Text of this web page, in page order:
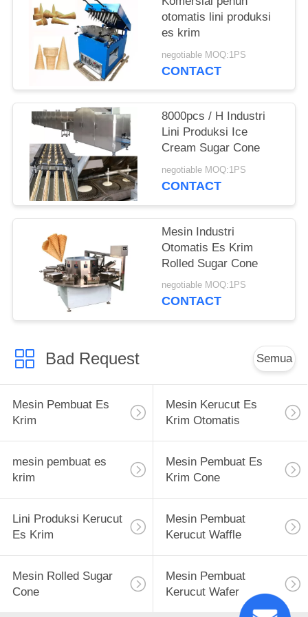
otomatis lini produksi
es krim
negotiable MOQ:1PS
CONTACT
8000pcs / H Industri
Lini Produksi Ice
Cream Sugar Cone
negotiable MOQ:1PS
CONTACT
Mesin Industri
Otomatis Es Krim
Rolled Sugar Cone
negotiable MOQ:1PS
CONTACT
Bad Request Semua
Mesin Pembuat Es
Krim
Mesin Kerucut Es
Krim Otomatis
mesin pembuat es
krim
Mesin Pembuat Es
Krim Cone
Lini Produksi Kerucut
Es Krim
Mesin Pembuat
Kerucut Waffle
Mesin Rolled Sugar
Cone
Mesin Pembuat
Kerucut Wafer